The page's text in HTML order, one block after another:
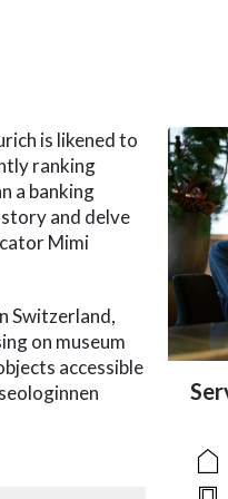
is likened to
ranking
a banking
and delve
Mimi
Switzerland,
on museum
accessible